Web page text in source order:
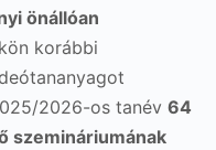
önállóan
korábbi
2026-os tanév 64
szemináriumának